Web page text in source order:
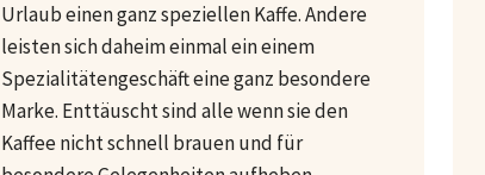
Urlaub einen ganz speziellen Kaffe. Andere
leisten sich daheim einmal ein einem
Spezialitätengeschäft eine ganz besondere
Marke. Enttäuscht sind alle wenn sie den
Kaffee nicht schnell brauen und für